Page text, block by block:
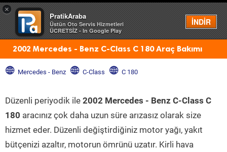
×
PratikAraba
Üstün Oto Servis Hizmetleri
ÜCRETSİZ - In Google Play
İNDİR
Menü
2002 Mercedes - Benz C-Class C 180 Araç Bakımı
Mercedes - Benz C-Class C 180
Düzenli periyodik ile 2002 Mercedes - Benz C-Class C
180 aracınız çok daha uzun süre arızasız olarak size
hizmet eder. Düzenli değiştirdiğiniz motor yağı, yakıt
bütçenizi azaltır, motorun ömrünü uzatır. Kirli hava